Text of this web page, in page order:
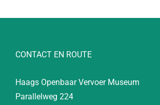
CONTACT EN ROUTE
Haags Openbaar Vervoer Museum
Parallelweg 224